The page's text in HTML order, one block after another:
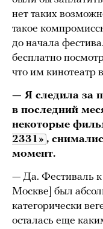
нет таких
такое
до начала
бесплатно
что им кинотеатр
— Я следила за
в последний
некоторые
2331» ,
момент.
— Да. Фестиваль к
Москве] был
категорически
осталась еще